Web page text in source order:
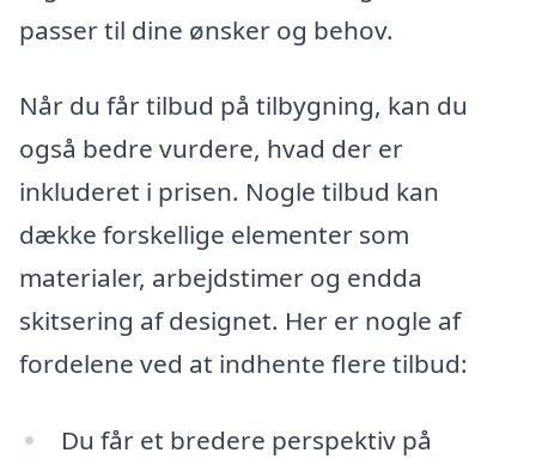
passer til dine ønsker og behov.
Når du får tilbud på tilbygning, kan du
også bedre vurdere, hvad der er
inkluderet i prisen. Nogle tilbud kan
dække forskellige elementer som
materialer, arbejdstimer og endda
skitsering af designet. Her er nogle af
fordelene ved at indhente flere tilbud:
Du får et bredere perspektiv på